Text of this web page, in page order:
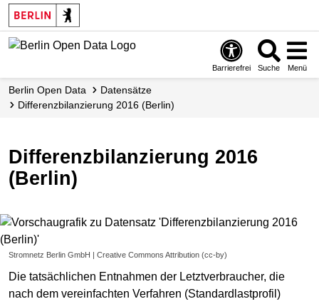
Skip
to
main
Barrierefrei Suche Menü
Berlin Open Data
Datensätze
Differenzbilanzierung 2016 (Berlin)
Differenzbilanzierung 2016
(Berlin)
Stromnetz Berlin GmbH | Creative Commons Attribution (cc-by)
Die tatsächlichen Entnahmen der Letztverbraucher, die
nach dem vereinfachten Verfahren (Standardlastprofil)